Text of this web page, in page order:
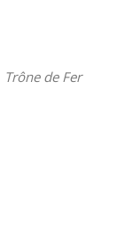
Trône de Fer